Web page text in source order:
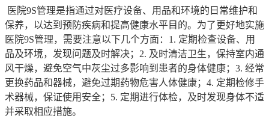
医院9S管理是指通过对医疗设备、用品和环境的日常维护和
保养，以达到预防疾病和提高健康水平目的。为了更好地实施
医院9S管理，需要注意以下几个方面：1. 定期检查设备、用
品及环境，发现问题及时解决；2. 及时清洁卫生，保持室内通
风干燥，避免空气中灰尘过多影响到患者的身体健康；3. 经常
更换药品和器械，避免过期药物危害人体健康；4. 定期检修手
术器械，保证使用安全；5. 定期进行体检，及时发现身体不适
并采取相应措施。